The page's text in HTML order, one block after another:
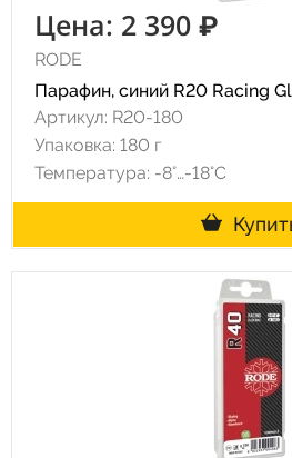
Цена: 2 390 ₽
RODE
Парафин, синий R20 Racing
Артикул: R20-180
Упаковка: 180 г
Температура: -8°…-18°C